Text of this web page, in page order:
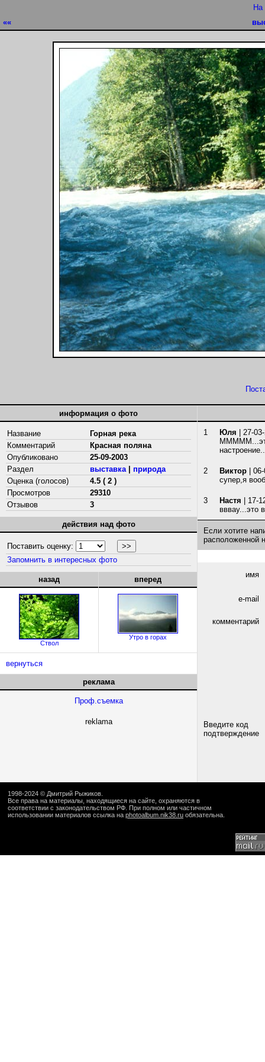
На
««
информация о фото
Название
Горная река
Комментарий
Красная поляна
Опубликовано
25-09-2003
Раздел
выставка| природа
Оценка (голосов)
4.5 ( 2 )
Просмотров
29310
Отзывов
3
действия над фото
Поставить оценку:
Запомнить в интересных фото
назад
Ствол
вперед
Утро в горах
вернуться
реклама
Проф.съемка
reklama
1 Юля | 27-
МММММ...это
2 Виктор |
супер,я
3 Настя | 17-
вввау...это
Если хотите
расположенной
имя
e-mail
комментарий
Введите код
подтверждение
1998-2024 © Дмитрий Рыжиков
Все права на материалы, находящиеся на сайте, охраняются в
соответствии с законодательством РФ. При полном или частичном
использовании материалов ссылка на photoalbum.nik38.ru обязательна.